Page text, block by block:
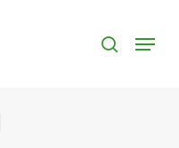
search
Menu